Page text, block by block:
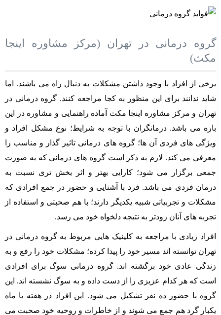
گروه درمانی در تهران (مرکز مشاوره اینجا
مکث)
برخی از افراد با وجود داشتن مشکلات به دنبال راه می باشند. اما
شاید ندانند برای این منظور به کجا مراجعه کنند. گروه درمانی در
تهران و مرکز مشاوره اینجا مکث آماده راهنمایی و مشاوره در این
باره می باشد. درمانگران با توجه به شرایط؛ نوع مشکل افراد و
ویژگی های فردی آن ها؛ گروه های درمانی تاثیر گذار و مناسب را
معرفی می کند. لازم به ذکر است گروه های درمانی که به صورت
جمعی برگزار می شود؛ کارایی بهتر و اثر بخش تری نسبت به
درمان فردی می باشد. فرد با آشنایی و حضور در جمع افرادی که
مشکلات و تجربیاتی شبیه یکدیگر دارند؛ با هم صحبتی و استفاده از
تجربه های آنان زودتر به نتیجه دلخواه خود می رسد.
افراد زیادی با مراجعه به کلینیک هایی مربوط به گروه درمانی در
تهران توانسته اند مسیر خود را پیدا کرده؛ مشکلات خود را رفع و به
زندگی عادی خود برگشته اند. گروه درمانی سوگ برای افرادی
است که هر کدام عزیزی را از دست داده و به سوگ نشسته اند. این
گروه با حضور ده نفر تشکیل می شود. این افراد در هفته یا ماه
یکبار گرد هم جمع می شوند و از خاطرات و روحیه خود صحبت می